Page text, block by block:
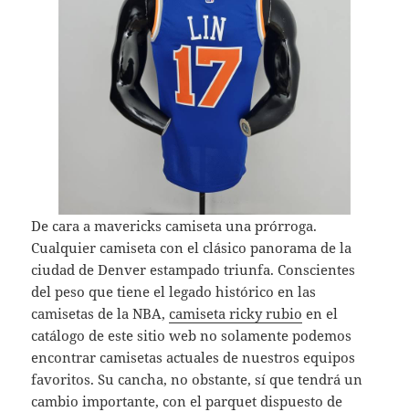
De cara a mavericks camiseta una prórroga.
Cualquier camiseta con el clásico panorama de la
ciudad de Denver estampado triunfa. Conscientes
del peso que tiene el legado histórico en las
camisetas de la NBA,camiseta ricky rubio en el
catálogo de este sitio web no solamente podemos
encontrar camisetas actuales de nuestros equipos
favoritos. Su cancha, no obstante, sí que tendrá un
cambio importante, con el parquet dispuesto de